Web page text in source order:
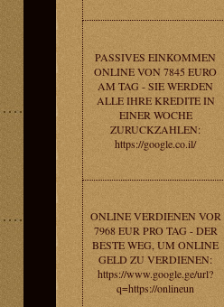
PASSIVES EINKOMMEN
ONLINE VON 7845 EURO
AM TAG - SIE WERDEN
ALLE IHRE KREDITE IN
EINER WOCHE
ZURUCKZAHLEN:
https://google.co.il/
ONLINE VERDIENEN VOR
7968 EUR PRO TAG - DER
BESTE WEG, UM ONLINE
GELD ZU VERDIENEN:
https://www.google.ge/url?
q=https://onlineun